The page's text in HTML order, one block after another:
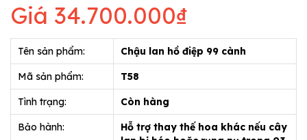
Giá 34.700.000₫
Tên sản phẩm: Chậu lan hồ điệp 99 cành
Mã sản phẩm: T58
Tình trạng: Còn hàng
Bảo hành:
Hỗ trợ thay thế hoa khác nếu cây